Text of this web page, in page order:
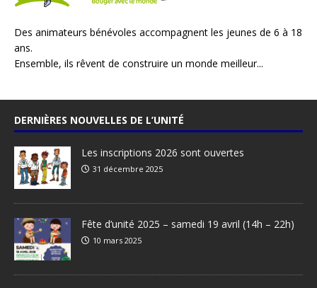
Des animateurs bénévoles accompagnent les jeunes de 6 à 18
ans.
Ensemble, ils rêvent de construire un monde meilleur...
DERNIÈRES NOUVELLES DE L’UNITÉ
Les inscriptions 2026 sont ouvertes
31 décembre 2025
Fête d’unité 2025 – samedi 19 avril (14h – 22h)
10 mars 2025